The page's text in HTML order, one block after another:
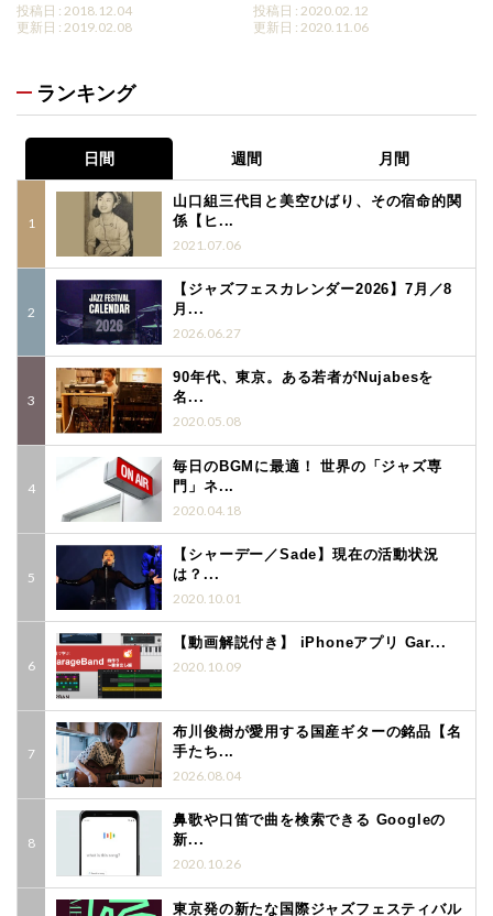
投稿日 : 2018.12.04
更新日 : 2019.02.08
投稿日 : 2020.02.12
更新日 : 2020.11.06
ランキング
日間 週間 月間
山口組三代目と美空ひばり、その宿命的関
係【ヒ...
2021.07.06
【ジャズフェスカレンダー2026】7月／8
月...
2026.06.27
90年代、東京。ある若者がNujabesを
名...
2020.05.08
毎日のBGMに最適！ 世界の「ジャズ専
門」ネ...
2020.04.18
【シャーデー／Sade】現在の活動状況
は？...
2020.10.01
【動画解説付き】 iPhoneアプリ Gar...
2020.10.09
布川俊樹が愛用する国産ギターの銘品【名
手たち...
2026.08.04
鼻歌や口笛で曲を検索できる Googleの
新...
2020.10.26
東京発の新たな国際ジャズフェスティバル